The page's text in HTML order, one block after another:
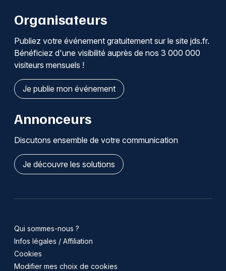
Organisateurs
Publiez votre événement gratuitement sur le site jds.fr.
Bénéficiez d'une visibilité auprès de nos 3 000 000
visiteurs mensuels !
Je publie mon événement
Annonceurs
Discutons ensemble de votre communication
Je découvre les solutions
Qui sommes-nous ?
Infos légales / Affiliation
Cookies
Modifier mes choix de cookies